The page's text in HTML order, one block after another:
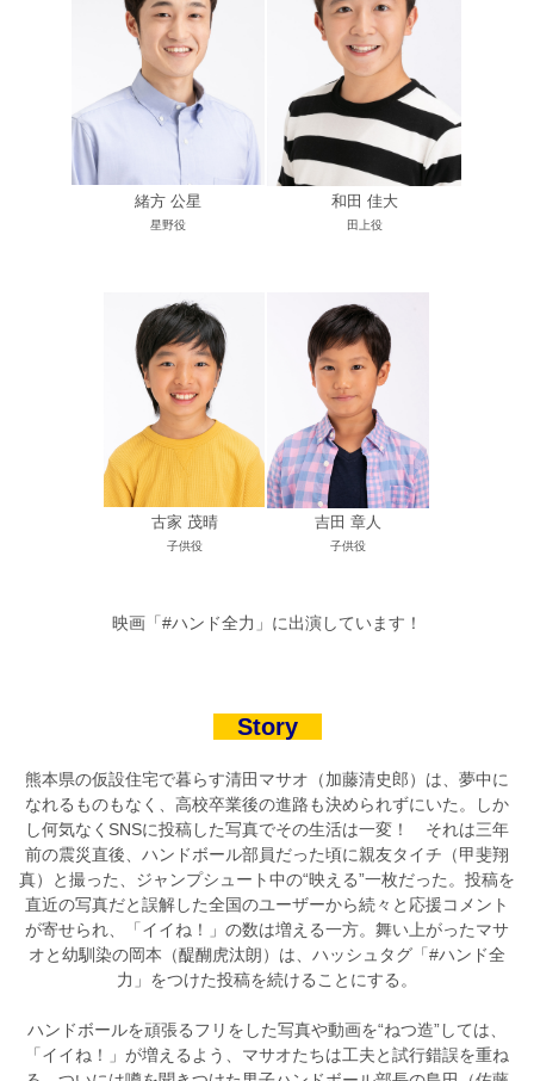
緒方 公星
星野役
和田 佳大
田上役
古家 茂晴
子供役
吉田 章人
子供役
映画「#ハンド全力」に出演しています！
Story
熊本県の仮設住宅で暮らす清田マサオ（加藤清史郎）は、夢中に
なれるものもなく、高校卒業後の進路も決められずにいた。しか
し何気なくSNSに投稿した写真でその生活は一変！ それは三年
前の震災直後、ハンドボール部員だった頃に親友タイチ（甲斐翔
真）と撮った、ジャンプシュート中の“映える”一枚だった。投稿を
直近の写真だと誤解した全国のユーザーから続々と応援コメント
が寄せられ、「イイね！」の数は増える一方。舞い上がったマサ
オと幼馴染の岡本（醍醐虎汰朗）は、ハッシュタグ「#ハンド全
力」をつけた投稿を続けることにする。
ハンドボールを頑張るフリをした写真や動画を“ねつ造”しては、
「イイね！」が増えるよう、マサオたちは工夫と試行錯誤を重ね